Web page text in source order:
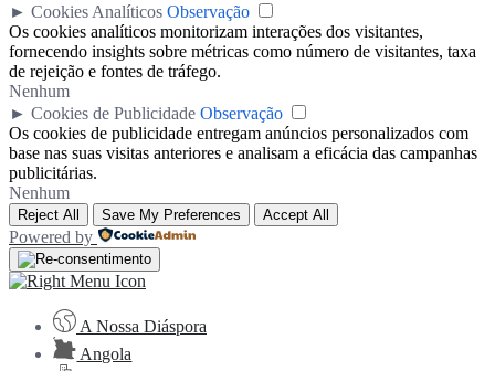
► Cookies Analíticos Observação
Os cookies analíticos monitorizam interações dos visitantes,
fornecendo insights sobre métricas como número de visitantes, taxa
de rejeição e fontes de tráfego.
Nenhum
► Cookies de Publicidade Observação
Os cookies de publicidade entregam anúncios personalizados com
base nas suas visitas anteriores e analisam a eficácia das campanhas
publicitárias.
Nenhum
Reject All Save My Preferences Accept All
Powered by
A Nossa Diáspora
Angola